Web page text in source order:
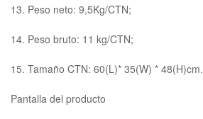
13. Peso neto: 9,5Kg/CTN;
14. Peso bruto: 11 kg/CTN;
15. Tamaño CTN: 60(L)* 35(W) * 48(H)cm.
Pantalla del producto